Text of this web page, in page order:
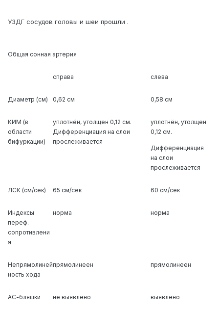
перенесенная травма, сосудистый эпизод,
типичная картина для последствий мелких ишемий
изменения бывают у людей с колебаниями
Перивентрикулярный лейкоареозиумеренная
начальных возрастных или сосудистых изменений.
У молодых это может быть связано с хронической
гипоксией, вегетативной дисфункцией, иногда — с
неврологическими заболеваниями.
могут быть связаны с:
судорожными).
УЗДГ сосудов головы и шеи прошли .
Общая сонная артерия
справа слева
Диаметр (см) 0,62 см 0,58 см
КИМ (в
области
бифуркации)
уплотнён, утолщен 0,12 см.
Дифференциация на слои
прослеживается
уплотнён, утолщен
0,12 см.
Дифференциация
на слои
прослеживается
ЛСК (см/сек) 65 см/сек 60 см/сек
Индексы
переф.
сопротивлени
я
норма норма
Непрямолиней
ность хода
прямолинеен прямолинеен
АС-бляшки не выявлено выявлено